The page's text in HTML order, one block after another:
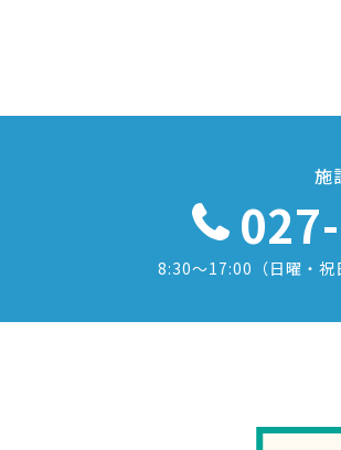
施
8:30〜17:00 （日曜・